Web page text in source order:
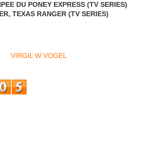
DU PONEY EXPRESS (TV SERIES)
TEXAS RANGER (TV SERIES)